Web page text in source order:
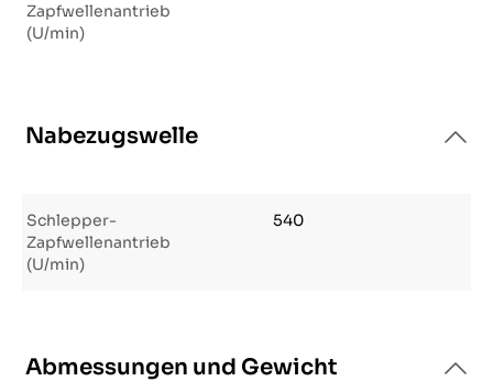
Zapfwellenantrieb
(U/min)
Nabezugswelle
Schlepper-
Zapfwellenantrieb
(U/min)
540
Abmessungen und Gewicht